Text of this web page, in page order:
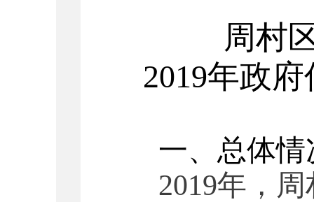
周村
2019年政
一、总体情
2019年，周